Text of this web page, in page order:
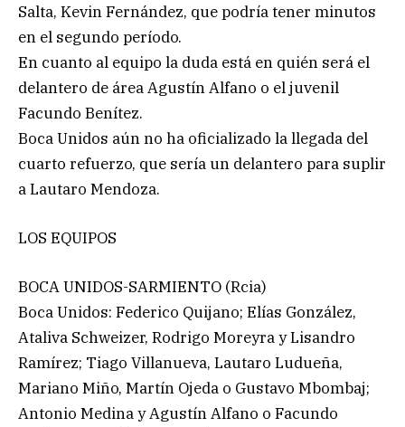
Salta, Kevin Fernández, que podría tener minutos
en el segundo período.
En cuanto al equipo la duda está en quién será el
delantero de área Agustín Alfano o el juvenil
Facundo Benítez.
Boca Unidos aún no ha oficializado la llegada del
cuarto refuerzo, que sería un delantero para suplir
a Lautaro Mendoza.
LOS EQUIPOS
BOCA UNIDOS-SARMIENTO (Rcia)
Boca Unidos: Federico Quijano; Elías González,
Ataliva Schweizer, Rodrigo Moreyra y Lisandro
Ramírez; Tiago Villanueva, Lautaro Ludueña,
Mariano Miño, Martín Ojeda o Gustavo Mbombaj;
Antonio Medina y Agustín Alfano o Facundo